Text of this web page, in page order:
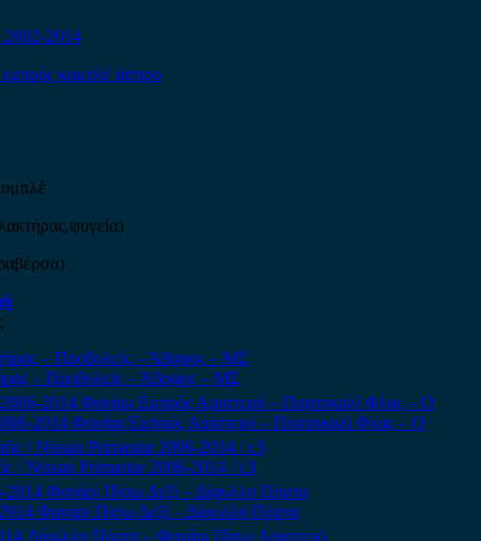
2014
– Προβολείς – Άβαφος – ΜΣ
2014 Φανάρι Εμπρός Αριστερό – Πορτοκαλί Φλας – Ο
/ Nissan Primastar 2006-2014 / c3
Φανάρι Πίσω Δεξί – Δίφυλλη Πόρτα